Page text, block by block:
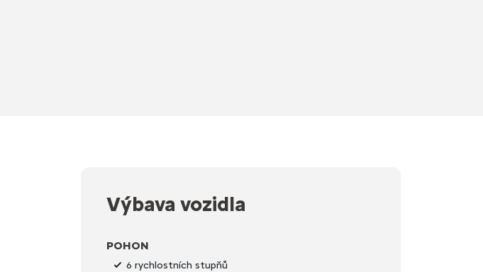
Výbava vozidla
POHON
6 rychlostních stupňů